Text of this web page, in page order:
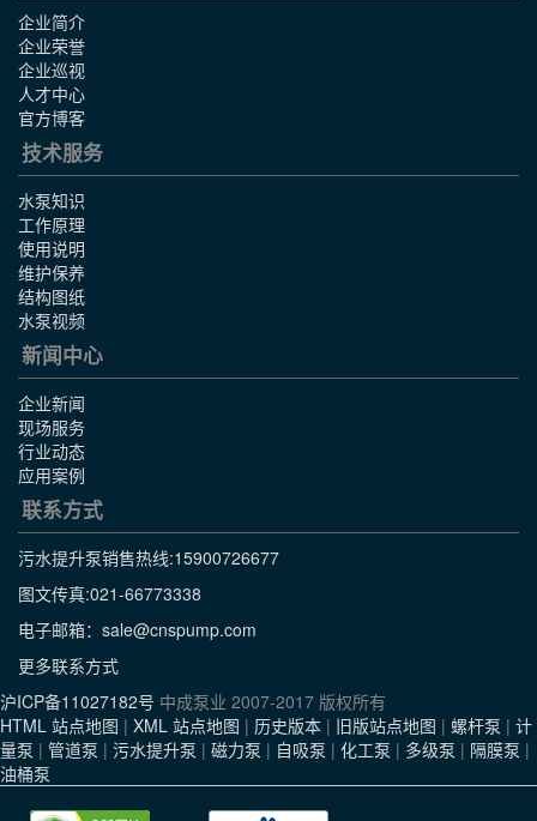
企业简介
企业荣誉
企业巡视
人才中心
官方博客
技术服务
水泵知识
工作原理
使用说明
维护保养
结构图纸
水泵视频
新闻中心
企业新闻
现场服务
行业动态
应用案例
联系方式
污水提升泵销售热线:15900726677
图文传真:021-66773338
电子邮箱：sale@cnspump.com
更多联系方式
沪ICP备11027182号 中成泵业 2007-2017 版权所有
HTML 站点地图 | XML 站点地图 | 历史版本 | 旧版站点地图 | 螺杆泵 | 计
量泵 | 管道泵 | 污水提升泵 | 磁力泵 | 自吸泵 | 化工泵 | 多级泵 | 隔膜泵 |
油桶泵